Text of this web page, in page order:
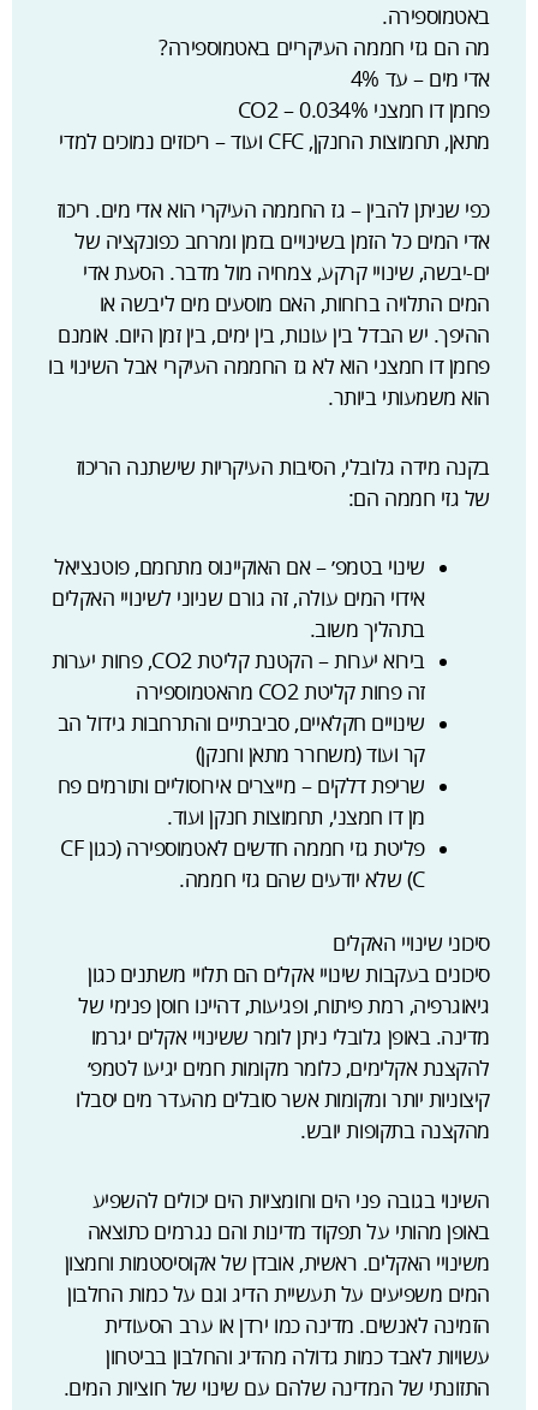
באטמוספירה.
מה הם גזי חממה העיקריים באטמוספירה?
אדי מים – עד 4%
פחמן דו חמצני CO2 – 0.034%
מתאן, תחמוצות החנקן, CFC ועוד – ריכוזים נמוכים למדי
כפי שניתן להבין – גז החממה העיקרי הוא אדי מים. ריכוז
אדי המים כל הזמן בשינויים בזמן ומרחב כפונקציה של
ים-יבשה, שינויי קרקע, צמחיה מול מדבר. הסעת אדי
המים התלויה ברוחות, האם מוסעים מים ליבשה או
ההיפך. יש הבדל בין עונות, בין ימים, בין זמן היום. אומנם
פחמן דו חמצני הוא לא גז החממה העיקרי אבל השינוי בו
הוא משמעותי ביותר.
בקנה מידה גלובלי, הסיבות העיקריות שישתנה הריכוז
של גזי חממה הם:
שינוי בטמפ׳ – אם האוקיינוס מתחמם, פוטנציאל
אידוי המים עולה, זה גורם שניוני לשינויי האקלים
בתהליך משוב.
בירוא יערות – הקטנת קליטת CO2, פחות יערות
זה פחות קליטת CO2 מהאטמוספירה
שינויים חקלאיים, סביבתיים והתרחבות גידול הב
קר ועוד (משחרר מתאן וחנקן)
שריפת דלקים – מייצרים אירוסוליים ותורמים פח
מן דו חמצני, תחמוצות חנקן ועוד.
פליטת גזי חממה חדשים לאטמוספירה (כגון CF
C) שלא יודעים שהם גזי חממה.
סיכוני שינויי האקלים
סיכונים בעקבות שינויי אקלים הם תלויי משתנים כגון
גיאוגרפיה, רמת פיתוח, ופגיעות, דהיינו חוסן פנימי של
מדינה. באופן גלובלי ניתן לומר ששינויי אקלים יגרמו
להקצנת אקלימים, כלומר מקומות חמים יגיעו לטמפ׳
קיצוניות יותר ומקומות אשר סובלים מהעדר מים יסבלו
מהקצנה בתקופות יובש.
השינוי בגובה פני הים וחומציות הים יכולים להשפיע
באופן מהותי על תפקוד מדינות והם נגרמים כתוצאה
משינויי האקלים. ראשית, אובדן של אקוסיסטמות וחמצון
המים משפיעים על תעשיית הדיג וגם על כמות החלבון
הזמינה לאנשים. מדינה כמו ירדן או ערב הסעודית
עשויות לאבד כמות גדולה מהדיג והחלבון בביטחון
התזונתי של המדינה שלהם עם שינוי של חוציות המים.